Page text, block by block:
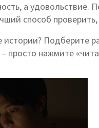
а удовольствие.
способ
Подберите
просто нажмите